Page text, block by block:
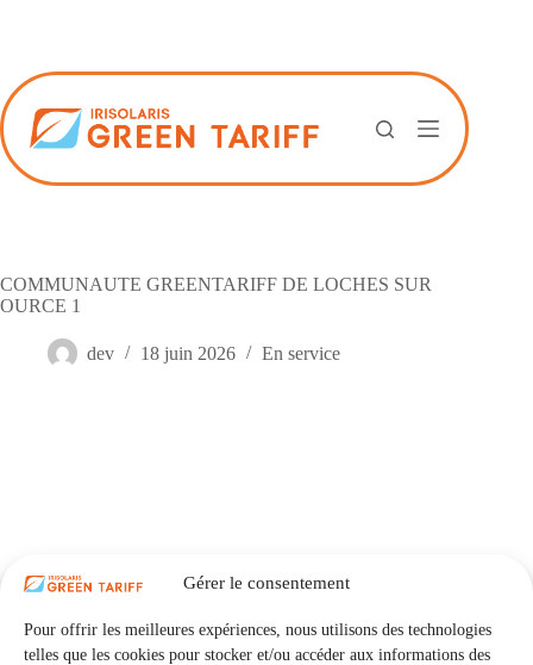
Gérer le consentement
Pour offrir les meilleures expériences, nous utilisons des technologies
telles que les cookies pour stocker et/ou accéder aux informations des
COMMUNAUTE GREENTARIFF DE LOCHES SUR
OURCE 1
dev 18 juin 2026 En service